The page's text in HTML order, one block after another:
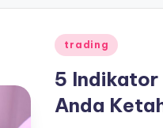
Posted
trading
5 Indikator
Anda